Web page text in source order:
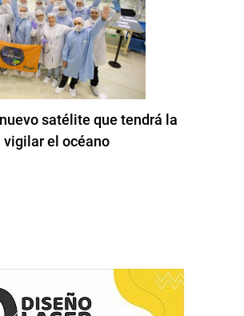
satélite que tendrá la
el océano